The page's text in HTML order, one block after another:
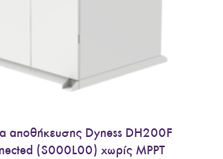
αποθήκευσης Dyness DH200F
(S000L00) χωρίς MPPT